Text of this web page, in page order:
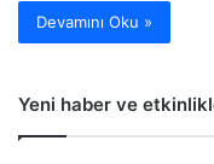
Devamını Oku »
Yeni haber ve